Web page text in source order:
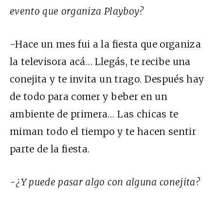
evento que organiza Playboy?
-Hace un mes fui a la fiesta que organiza
la televisora acá… Llegás, te recibe una
conejita y te invita un trago. Después hay
de todo para comer y beber en un
ambiente de primera… Las chicas te
miman todo el tiempo y te hacen sentir
parte de la fiesta.
-¿Y puede pasar algo con alguna conejita?